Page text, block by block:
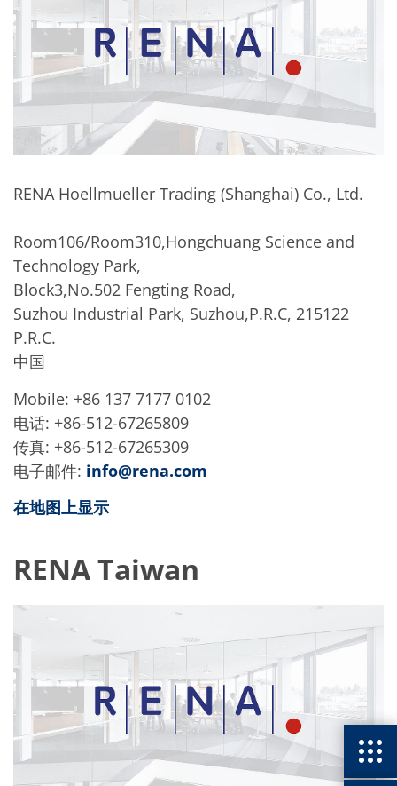
RENA Hoellmueller Trading (Shanghai) Co., Ltd.
Room106/Room310,Hongchuang Science and
Technology Park,
Block3,No.502 Fengting Road,
Suzhou Industrial Park, Suzhou,P.R.C, 215122
P.R.C.
中国
Mobile: +86 137 7177 0102
电话: +86-512-67265809
传真: +86-512-67265309
电子邮件: info@rena.com
在地图上显示
RENA Taiwan